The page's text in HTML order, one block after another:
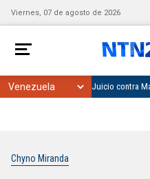
Viernes, 07 de agosto de 2026
Juicio contra
Chyno Miranda